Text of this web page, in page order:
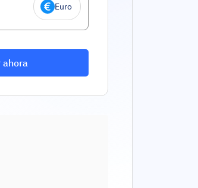
Euro
ahora